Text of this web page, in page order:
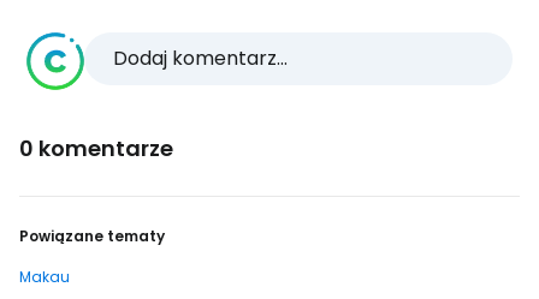
Dodaj komentarz...
0 komentarze
Powiązane tematy
Makau